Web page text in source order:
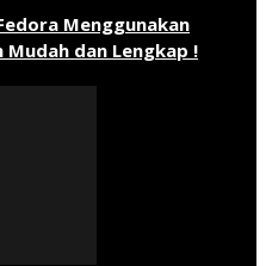
Menggunakan
dan Lengkap !